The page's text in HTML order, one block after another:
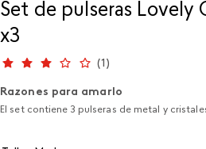
Set de pulseras Lovely
x3
(1 )
Razones para amarlo
El set contiene 3 pulseras de metal y